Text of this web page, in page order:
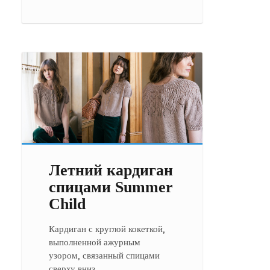
Летний кардиган
спицами Summer
Child
Кардиган с круглой кокеткой,
выполненной ажурным
узором, связанный спицами